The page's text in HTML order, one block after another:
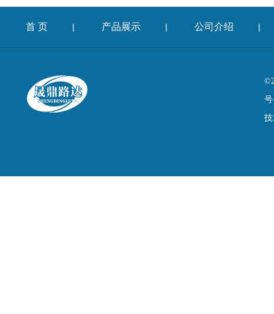
首 页 | 产品展示 | 公司介绍 |
号